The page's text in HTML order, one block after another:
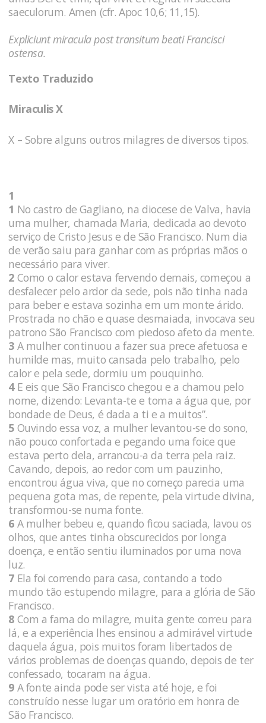
saeculorum. Amen (cfr. Apoc 10,6; 11,15).
Expliciunt miracula post transitum beati Francisci
ostensa.
Texto Traduzido
Miraculis X
X – Sobre alguns outros milagres de diversos tipos.
1
1 No castro de Gagliano, na diocese de Valva, havia
uma mulher, chamada Maria, dedicada ao devoto
serviço de Cristo Jesus e de São Francisco. Num dia
de verão saiu para ganhar com as próprias mãos o
necessário para viver.
2 Como o calor estava fervendo demais, começou a
desfalecer pelo ardor da sede, pois não tinha nada
para beber e estava sozinha em um monte árido.
Prostrada no chão e quase desmaiada, invocava seu
patrono São Francisco com piedoso afeto da mente.
3 A mulher continuou a fazer sua prece afetuosa e
humilde mas, muito cansada pelo trabalho, pelo
calor e pela sede, dormiu um pouquinho.
4E eis que São Francisco chegou e a chamou pelo
nome, dizendo: Levanta-te e toma a água que, por
bondade de Deus, é dada a ti e a muitos”.
5 Ouvindo essa voz, a mulher levantou-se do sono,
não pouco confortada e pegando uma foice que
estava perto dela, arrancou-a da terra pela raiz.
Cavando, depois, ao redor com um pauzinho,
encontrou água viva, que no começo parecia uma
pequena gota mas, de repente, pela virtude divina,
transformou-se numa fonte.
6 A mulher bebeu e, quando ficou saciada, lavou os
olhos, que antes tinha obscurecidos por longa
doença, e então sentiu iluminados por uma nova
luz.
7 Ela foi correndo para casa, contando a todo
mundo tão estupendo milagre, para a glória de São
Francisco.
8 Com a fama do milagre, muita gente correu para
lá, e a experiência lhes ensinou a admirável virtude
daquela água, pois muitos foram libertados de
vários problemas de doenças quando, depois de ter
confessado, tocaram na água.
9 A fonte ainda pode ser vista até hoje, e foi
construído nesse lugar um oratório em honra de
São Francisco.